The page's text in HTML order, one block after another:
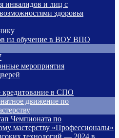
инвалидов и лиц с
здоровья
на обучение в ВОУ ВПО
мероприятия
кредитование в СПО
движение по
Чемпионата по
мастерству «Профессионалы»
технологий — 2024 в